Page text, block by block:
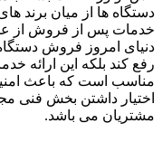
دستگاه ها از میان برند
خدمات پس از فروش از
دنیای امروز فروش دستگاه
رفع کند بلکه این ارائه
مناسب است که باعث
اختیار داشتن بخش فنی
مشتریان می باشد.